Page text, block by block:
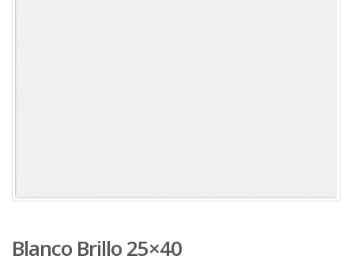
Blanco Brillo 25×40